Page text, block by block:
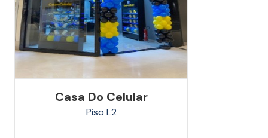
Casa Do Celular
Piso L2